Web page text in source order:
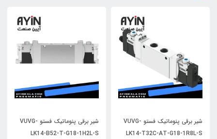
شیر برقی پنوماتیک فستو VUVG-
LK14-T32C-AT-G18-1R8L-S
شیر برقی پنوماتیک فستو VUVG-
LK14-B52-T-G18-1H2L-S